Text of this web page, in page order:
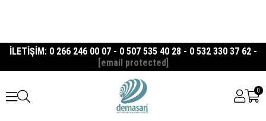
İLETİŞİM: 0 266 246 00 07 - 0 507 535 40 28 - 0 532 330 37 62 -
[email protected]
0